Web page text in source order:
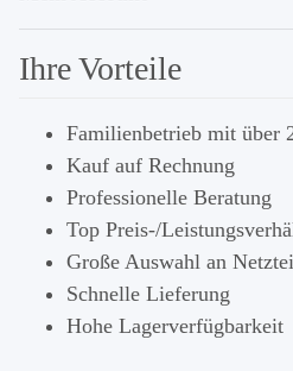
Ihre Vorteile
Familienbetrieb mit über
Kauf auf Rechnung
Professionelle Beratung
Top Preis-/
Große Auswahl an
Schnelle Lieferung
Hohe Lagerverfügbarkeit